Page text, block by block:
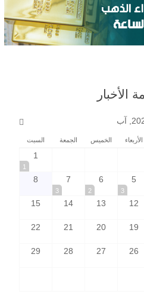
الأخبار
آب
الأربعاء الخميس الجمعة السبت
1
1
5
3
6
2
7
3
8
12
13
14
15
19
20
21
22
26
27
28
29